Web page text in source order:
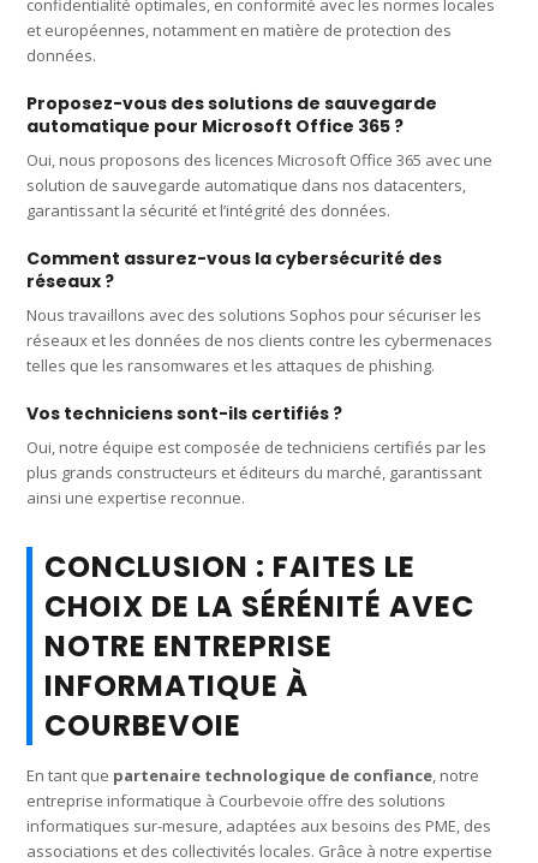
confidentialité optimales, en conformité avec les normes locales
et européennes, notamment en matière de protection des
données.
Proposez-vous des solutions de sauvegarde
automatique pour Microsoft Office 365 ?
Oui, nous proposons des licences Microsoft Office 365 avec une
solution de sauvegarde automatique dans nos datacenters,
garantissant la sécurité et l’intégrité des données.
Comment assurez-vous la cybersécurité des
réseaux ?
Nous travaillons avec des solutions Sophos pour sécuriser les
réseaux et les données de nos clients contre les cybermenaces
telles que les ransomwares et les attaques de phishing.
Vos techniciens sont-ils certifiés ?
Oui, notre équipe est composée de techniciens certifiés par les
plus grands constructeurs et éditeurs du marché, garantissant
ainsi une expertise reconnue.
CONCLUSION : FAITES LE
CHOIX DE LA SÉRÉNITÉ AVEC
NOTRE ENTREPRISE
INFORMATIQUE À
COURBEVOIE
En tant que partenaire technologique de confiance, notre
entreprise informatique à Courbevoie offre des solutions
informatiques sur-mesure, adaptées aux besoins des PME, des
associations et des collectivités locales. Grâce à notre expertise